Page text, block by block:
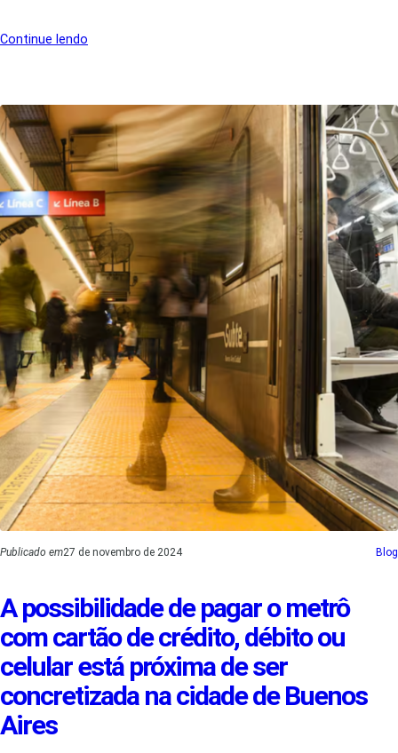
Continue lendo
Publicado em27 de novembro de 2024 Blog
A possibilidade de pagar o metrô
com cartão de crédito, débito ou
celular está próxima de ser
concretizada na cidade de Buenos
Aires